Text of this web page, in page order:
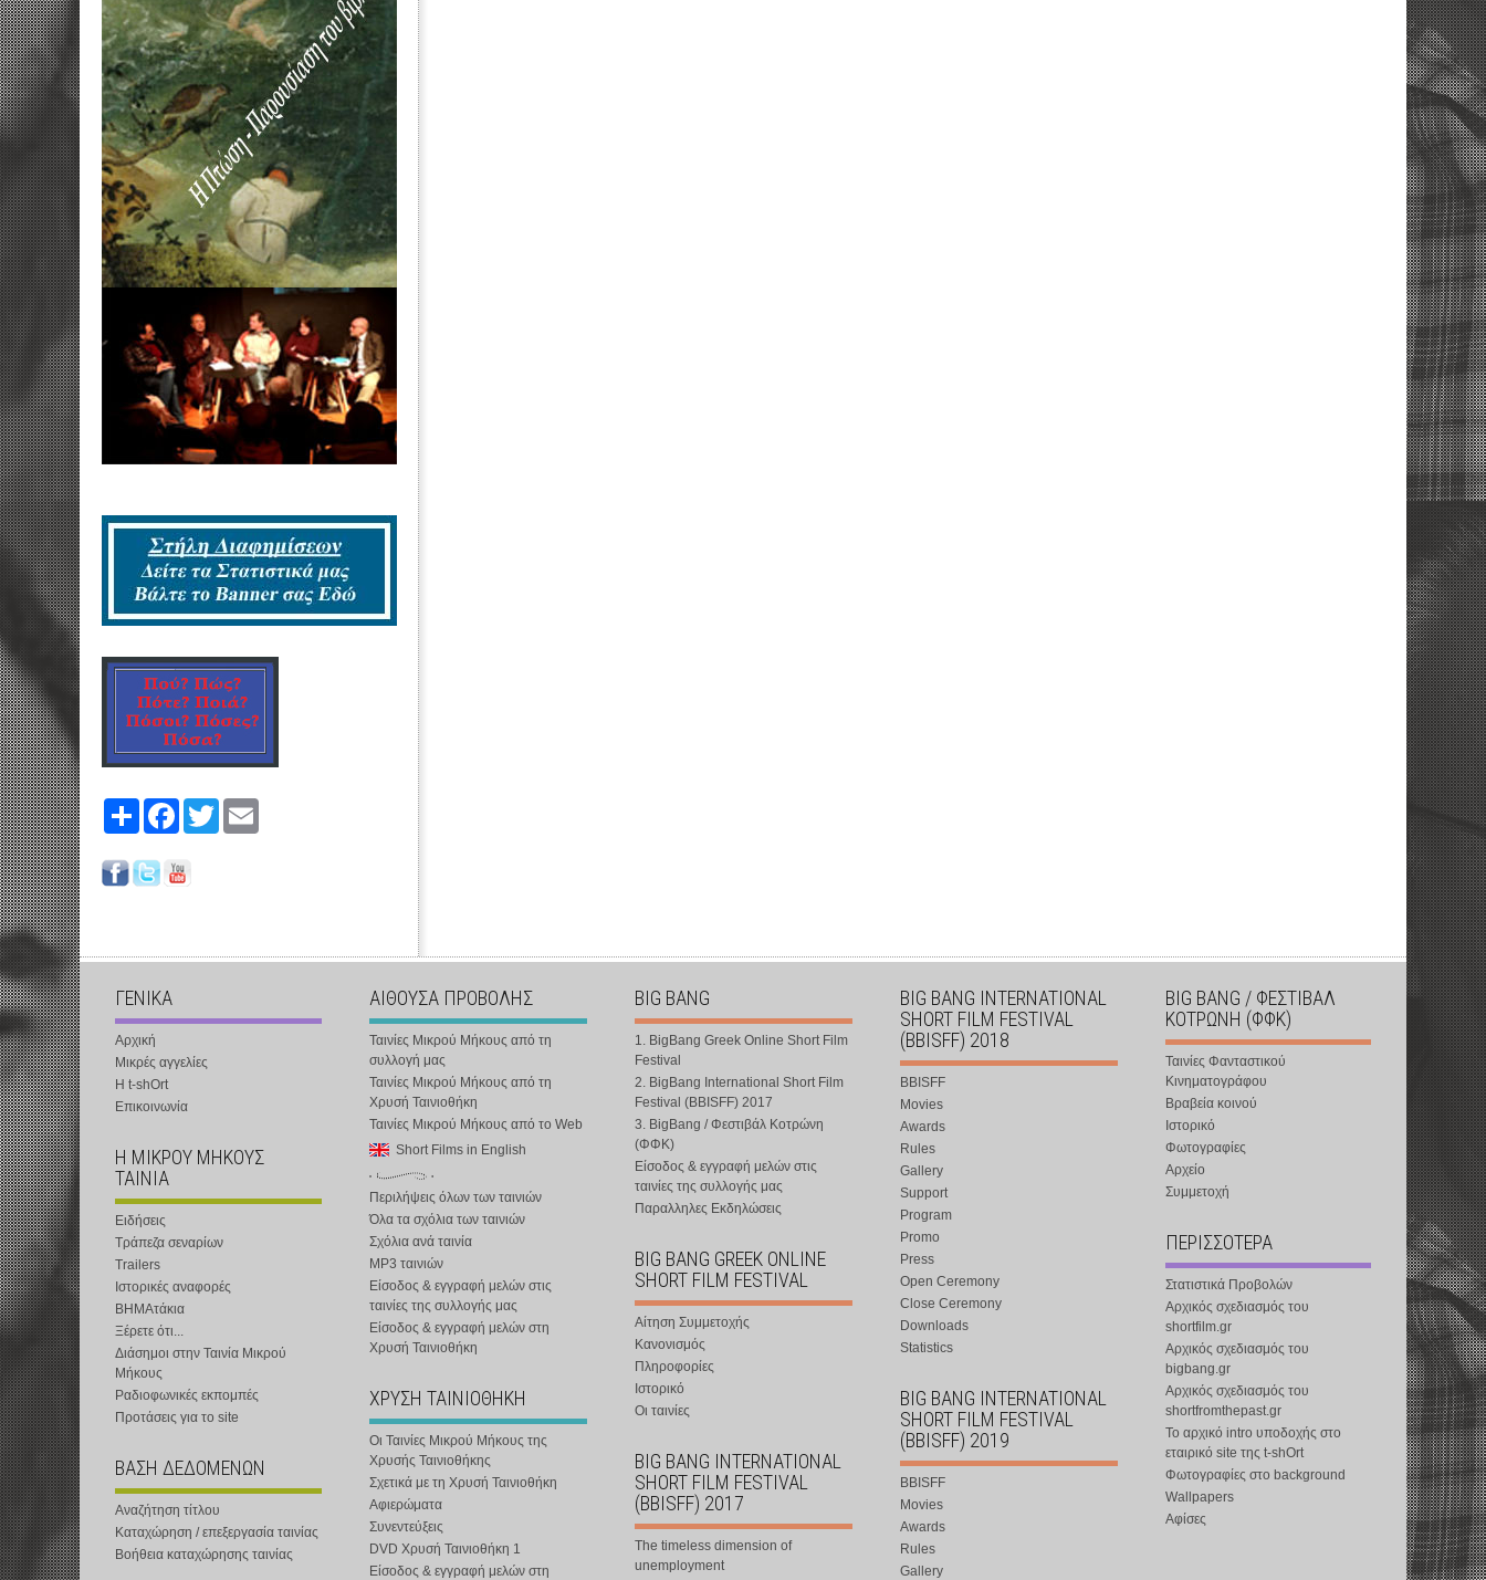
Share FacebookTwitter
ΓΕΝΙΚΑ
Αρχική
Μικρές αγγελίες
Η t-shOrt
Επικοινωνία
Η ΜΙΚΡΟΥ ΜΗΚΟΥΣ
ΤΑΙΝΙΑ
Ειδήσεις
Τράπεζα σεναρίων
Trailers
Ιστορικές αναφορές
ΒΗΜΑτάκια
Ξέρετε ότι...
Διάσημοι στην Ταινία Μικρού
Μήκους
Ραδιοφωνικές εκπομπές
Προτάσεις για το site
ΒΑΣΗ ΔΕΔΟΜΕΝΩΝ
Αναζήτηση τίτλου
Καταχώρηση / επεξεργασία ταινίας
Βοήθεια καταχώρησης ταινίας
ΑΙΘΟΥΣΑ ΠΡΟΒΟΛΗΣ
Ταινίες Μικρού Μήκους από τη
συλλογή μας
Ταινίες Μικρού Μήκους από τη
Χρυσή Ταινιοθήκη
Ταινίες Μικρού Μήκους από το Web
Short Films in English
Περιλήψεις όλων των ταινιών
Όλα τα σχόλια των ταινιών
Σχόλια ανά ταινία
MP3 ταινιών
Είσοδος & εγγραφή μελών στις
ταινίες της συλλογής μας
Είσοδος & εγγραφή μελών στη
Χρυσή Ταινιοθήκη
ΧΡΥΣΗ ΤΑΙΝΙΟΘΗΚΗ
Οι Ταινίες Μικρού Μήκους της
Χρυσής Ταινιοθήκης
Σχετικά με τη Χρυσή Ταινιοθήκη
Αφιερώματα
Συνεντεύξεις
DVD Χρυσή Ταινιοθήκη 1
Είσοδος & εγγραφή μελών στη
BIG BANG
1. BigBang Greek Online Short Film
Festival
2. BigBang International Short Film
Festival (BBISFF) 2017
3. BigBang / Φεστιβάλ Κοτρώνη
(ΦΦΚ)
Είσοδος & εγγραφή μελών στις
ταινίες της συλλογής μας
Παραλληλες Εκδηλώσεις
BIG BANG GREEK ONLINE
SHORT FILM FESTIVAL
Αίτηση Συμμετοχής
Κανονισμός
Πληροφορίες
Ιστορικό
Οι ταινίες
BIG BANG INTERNATIONAL
SHORT FILM FESTIVAL
(BBISFF) 2017
The timeless dimension of
unemployment
BIG BANG INTERNATIONAL
SHORT FILM FESTIVAL
(BBISFF) 2018
BBISFF
Movies
Awards
Rules
Gallery
Support
Program
Promo
Press
Open Ceremony
Close Ceremony
Downloads
Statistics
BIG BANG INTERNATIONAL
SHORT FILM FESTIVAL
(BBISFF) 2019
BBISFF
Movies
Awards
Rules
Gallery
BIG BANG / ΦΕΣΤΙΒΑΛ
ΚΟΤΡΩΝΗ (ΦΦΚ)
Ταινίες Φανταστικού
Κινηματογράφου
Βραβεία κοινού
Ιστορικό
Φωτογραφίες
Αρχείο
Συμμετοχή
ΠΕΡΙΣΣΟΤΕΡΑ
Στατιστικά Προβολών
Αρχικός σχεδιασμός του
shortfilm.gr
Αρχικός σχεδιασμός του
bigbang.gr
Αρχικός σχεδιασμός του
shortfromthepast.gr
Το αρχικό intro υποδοχής στο
εταιρικό site της t-shOrt
Φωτογραφίες στο background
Wallpapers
Αφίσες